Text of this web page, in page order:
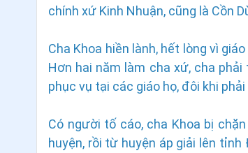
chính xứ Kinh Nhuận, cũng là Cồn
Cha Khoa hiền lành, hết lòng vì
Hơn hai năm làm cha xứ, cha
phục vụ tại các giáo họ, đôi khi
Có người tố cáo, cha Khoa bị
huyện, rồi từ huyện áp giải lên